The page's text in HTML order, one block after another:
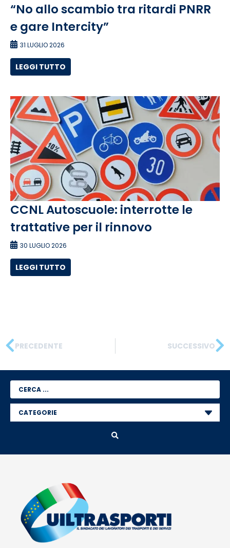
“No allo scambio tra ritardi PNRR
e gare Intercity”
31 LUGLIO 2026
LEGGI TUTTO
CCNL Autoscuole: interrotte le
trattative per il rinnovo
30 LUGLIO 2026
LEGGI TUTTO
PRECEDENTE SUCCESSIVO